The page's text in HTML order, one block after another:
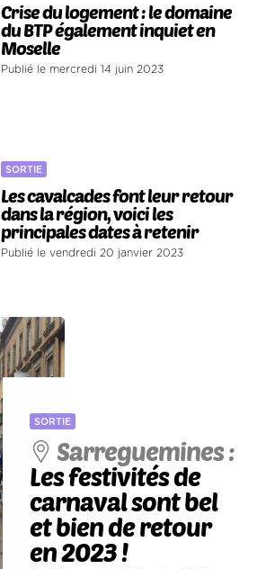
Crise du logement : le domaine
du BTP également inquiet en
Moselle
Publié le mercredi 14 juin 2023
SORTIE
Les cavalcades font leur retour
dans la région, voici les
principales dates à retenir
Publié le vendredi 20 janvier 2023
SORTIE
Sarreguemines :
Les festivités de
carnaval sont bel
et bien de retour
en 2023 !